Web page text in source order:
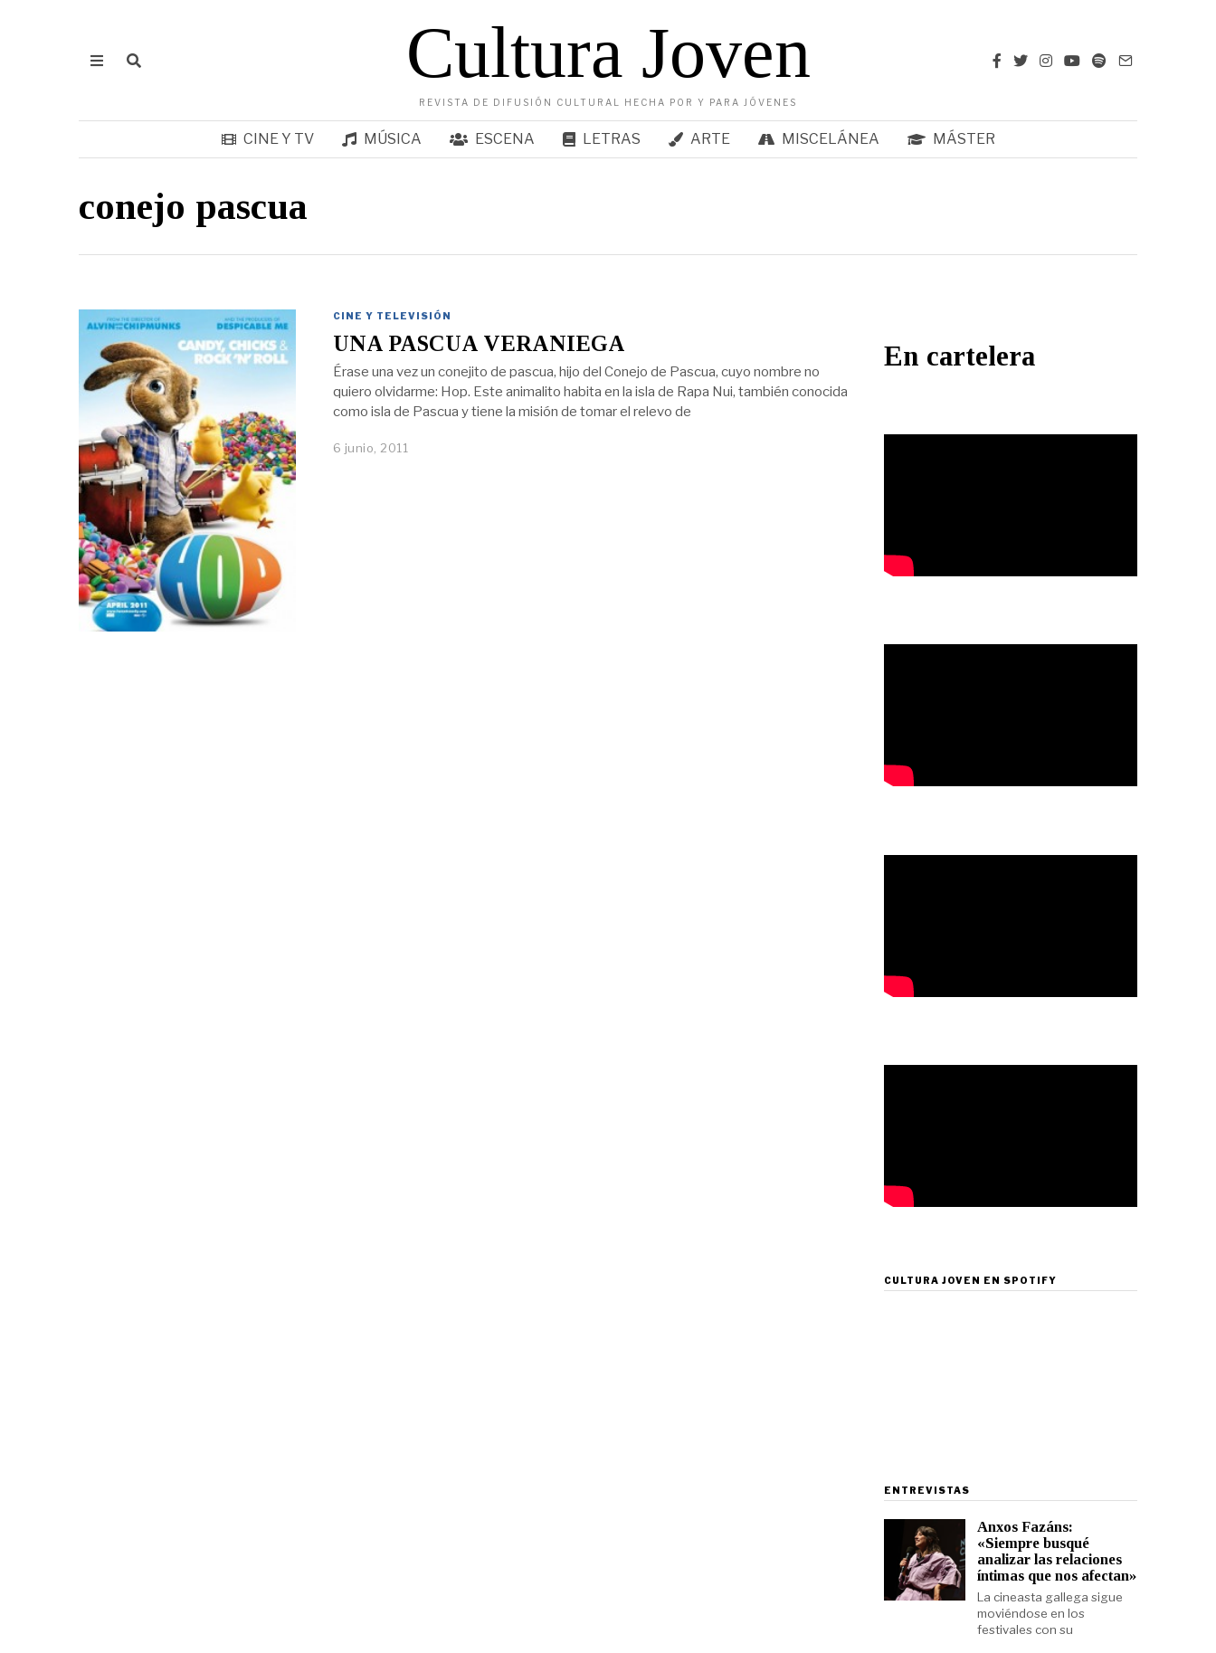
Cultura Joven
REVISTA DE DIFUSIÓN CULTURAL HECHA POR Y PARA JÓVENES
CINE Y TV MÚSICA ESCENA LETRAS ARTE MISCELÁNEA MÁSTER
conejo pascua
CINE Y TELEVISIÓN
UNA PASCUA VERANIEGA
Érase una vez un conejito de pascua, hijo del Conejo de Pascua, cuyo nombre no
quiero olvidarme: Hop. Este animalito habita en la isla de Rapa Nui, también conocida
como isla de Pascua y tiene la misión de tomar el relevo de
6 junio, 2011
En cartelera
CULTURA JOVEN EN SPOTIFY
ENTREVISTAS
Anxos Fazáns:
«Siempre busqué
analizar las relaciones
íntimas que nos afectan»
La cineasta gallega sigue
moviéndose en los
festivales con su